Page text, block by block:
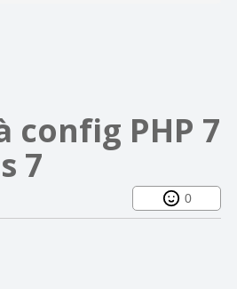
config PHP 7
7
0